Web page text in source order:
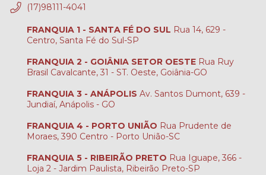
(17)98111-4041
FRANQUIA 1 - SANTA FÉ DO SUL Rua 14, 629 -
Centro, Santa Fé do Sul-SP
FRANQUIA 2 - GOIÂNIA SETOR OESTE Rua Ruy
Brasil Cavalcante, 31 - ST. Oeste, Goiânia-GO
FRANQUIA 3 - ANÁPOLIS Av. Santos Dumont, 639 -
Jundiaí, Anápolis - GO
FRANQUIA 4 - PORTO UNIÃO Rua Prudente de
Moraes, 390 Centro - Porto União-SC
FRANQUIA 5 - RIBEIRÃO PRETO Rua Iguape, 366 -
Loja 2 - Jardim Paulista, Ribeirão Preto-SP